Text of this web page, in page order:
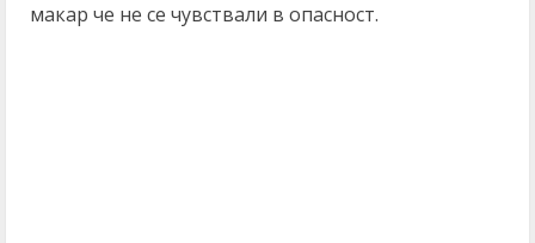
макар че не се чувствали в опасност.